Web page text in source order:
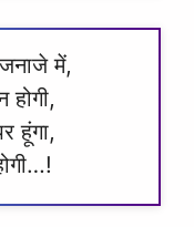
में,
होगी,
हूंगा,